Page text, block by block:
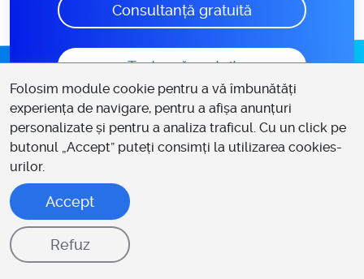
Consultanță gratuită
Testează gratuit
Întrebări frecvente
Ce înseamnă automatizarea
Folosim module cookie pentru a vă îmbunătăți
experiența de navigare, pentru a afișa anunțuri
personalizate și pentru a analiza traficul. Cu un click pe
butonul „Accept” puteți consimți la utilizarea cookies-
urilor.
Accept
Refuz